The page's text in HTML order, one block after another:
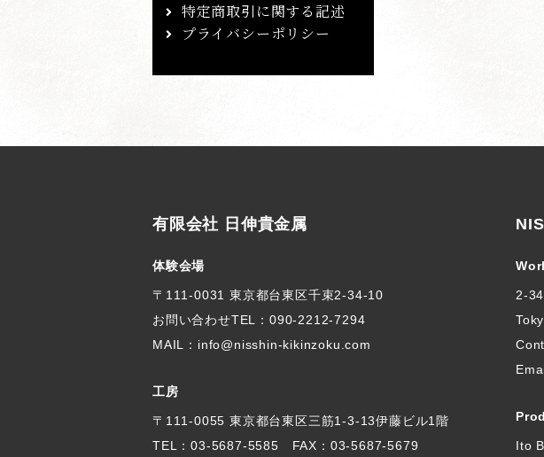
特定商取引に関する記述
プライバシーポリシー
有限会社 日伸貴金属
体験会場
〒111-0031 東京都台東区千束2-34-10
お問い合わせTEL： 090-2212-7294
MAIL：info@nisshin-kikinzoku.com
工房
〒111-0055 東京都台東区三筋1-3-13伊藤ビル1階
TEL：03-5687-5585 FAX：03-5687-5679
2-
Ito